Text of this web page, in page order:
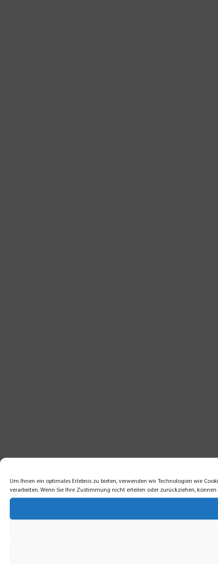
Um Ihnen ein optimales Erlebnis zu bieten, verwenden wir Technologien wie
verarbeiten. Wenn Sie Ihre Zustimmung nicht erteilen oder zurückziehen,